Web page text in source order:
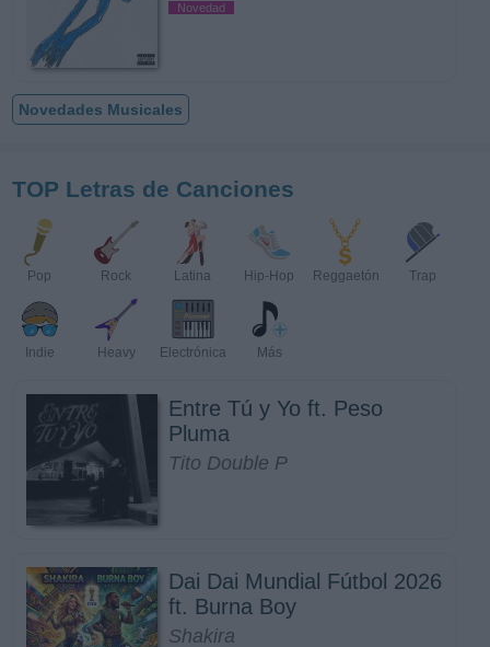
Novedad
Novedades Musicales
TOP Letras de Canciones
Pop Rock Latina Hip-Hop Reggaetón Trap
Indie Heavy Electrónica Más
Entre Tú y Yo ft. Peso
Pluma
Tito Double P
Dai Dai Mundial Fútbol 2026
ft. Burna Boy
Shakira